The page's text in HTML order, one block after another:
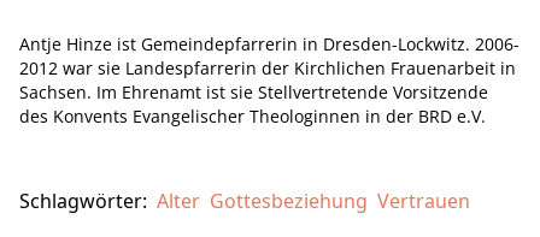
Antje Hinze ist Gemeindepfarrerin in Dresden-Lockwitz. 2006-
2012 war sie Landespfarrerin der Kirchlichen Frauenarbeit in
Sachsen. Im Ehrenamt ist sie Stellvertretende Vorsitzende
des Konvents Evangelischer Theologinnen in der BRD e.V.
Schlagwörter: Alter Gottesbeziehung Vertrauen